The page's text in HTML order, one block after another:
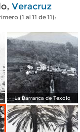
Veracruz
(1 al 11 de 11):
Terremoto del 3 de enero de 1920 La Barranca de Texolo